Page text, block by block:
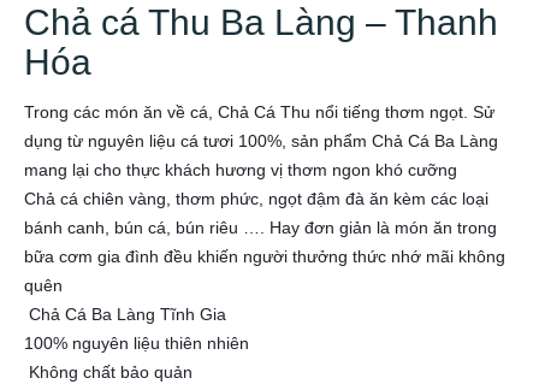
Chả cá Thu Ba Làng – Thanh
Hóa
Trong các món ăn về cá , Chả Cá Thu nổi tiếng thơm ngọt. Sử
dụng từ nguyên liệu cá tươi 100%, sản phẩm Chả Cá Ba Làng
mang lại cho thực khách hương vị thơm ngon khó cưỡng
Chả cá chiên vàng, thơm phức, ngọt đậm đà ăn kèm các loại
bánh canh, bún cá, bún riêu …. Hay đơn giản là món ăn trong
bữa cơm gia đình đều khiến người thưởng thức nhớ mãi không
quên
Chả Cá Ba Làng Tĩnh Gia
100% nguyên liệu thiên nhiên
Không chất bảo quản